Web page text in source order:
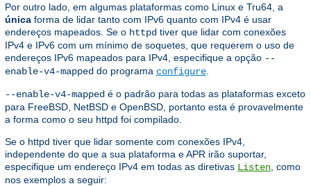
Por outro lado, em algumas plataformas como Linux e Tru64, a
única forma de lidar tanto com IPv6 quanto com IPv4 é usar
endereços mapeados. Se o httpd tiver que lidar com conexões
IPv4 e IPv6 com um mínimo de soquetes, que requerem o uso de
endereços IPv6 mapeados para IPv4, especifique a opção --
enable-v4-mapped do programa configure
--enable-v4-mapped é o padrão para todas as plataformas exceto
para FreeBSD, NetBSD e OpenBSD, portanto esta é provavelmente
a forma como o seu httpd foi compilado.
Se o httpd tiver que lidar somente com conexões IPv4,
independente do que a sua plataforma e APR irão suportar,
especifique um endereço IPv4 em todas as diretivas Listen , como
nos exemplos a seguir: